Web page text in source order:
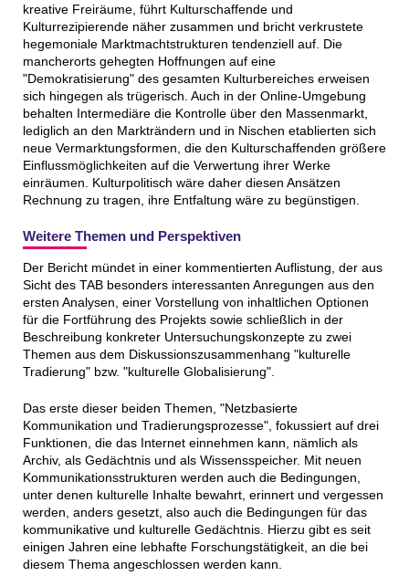
kreative Freiräume, führt Kulturschaffende und
Kulturrezipierende näher zusammen und bricht verkrustete
hegemoniale Marktmachtstrukturen tendenziell auf. Die
mancherorts gehegten Hoffnungen auf eine
"Demokratisierung" des gesamten Kulturbereiches erweisen
sich hingegen als trügerisch. Auch in der Online-Umgebung
behalten Intermediäre die Kontrolle über den Massenmarkt,
lediglich an den Markträndern und in Nischen etablierten sich
neue Vermarktungsformen, die den Kulturschaffenden größere
Einflussmöglichkeiten auf die Verwertung ihrer Werke
einräumen. Kulturpolitisch wäre daher diesen Ansätzen
Rechnung zu tragen, ihre Entfaltung wäre zu begünstigen.
Weitere Themen und Perspektiven
Der Bericht mündet in einer kommentierten Auflistung, der aus
Sicht des TAB besonders interessanten Anregungen aus den
ersten Analysen, einer Vorstellung von inhaltlichen Optionen
für die Fortführung des Projekts sowie schließlich in der
Beschreibung konkreter Untersuchungskonzepte zu zwei
Themen aus dem Diskussionszusammenhang "kulturelle
Tradierung" bzw. "kulturelle Globalisierung".
Das erste dieser beiden Themen, "Netzbasierte
Kommunikation und Tradierungsprozesse", fokussiert auf drei
Funktionen, die das Internet einnehmen kann, nämlich als
Archiv, als Gedächtnis und als Wissensspeicher. Mit neuen
Kommunikationsstrukturen werden auch die Bedingungen,
unter denen kulturelle Inhalte bewahrt, erinnert und vergessen
werden, anders gesetzt, also auch die Bedingungen für das
kommunikative und kulturelle Gedächtnis. Hierzu gibt es seit
einigen Jahren eine lebhafte Forschungstätigkeit, an die bei
diesem Thema angeschlossen werden kann.